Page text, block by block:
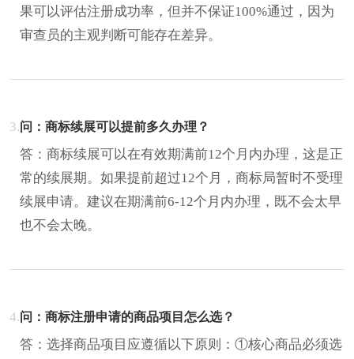
果可以评估注册成功率，但并不保证100%通过，因为
审查员的主观判断可能存在差异。
3.问：商标续展可以提前多久办理？
答：商标续展可以在有效期满前12个月内办理，这是正
常的续展期。如果提前超过12个月，商标局暂时不受理
续展申请。建议在期满前6-12个月内办理，既不会太早
也不会太晚。
4.问：商标注册申请的商品项目怎么选？
答：选择商品项目应遵循以下原则：①核心商品必须选